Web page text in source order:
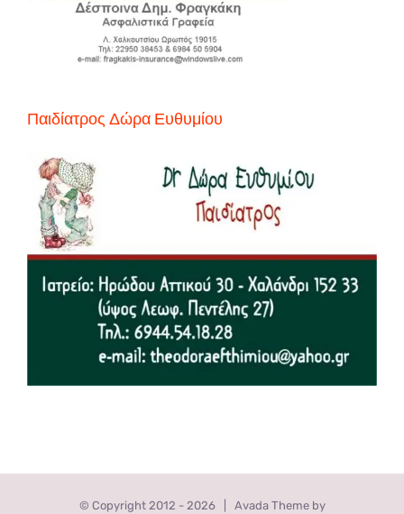
Παιδίατρος Δώρα Ευθυμίου
© Copyright 2012 - 2026 | Avada Theme by